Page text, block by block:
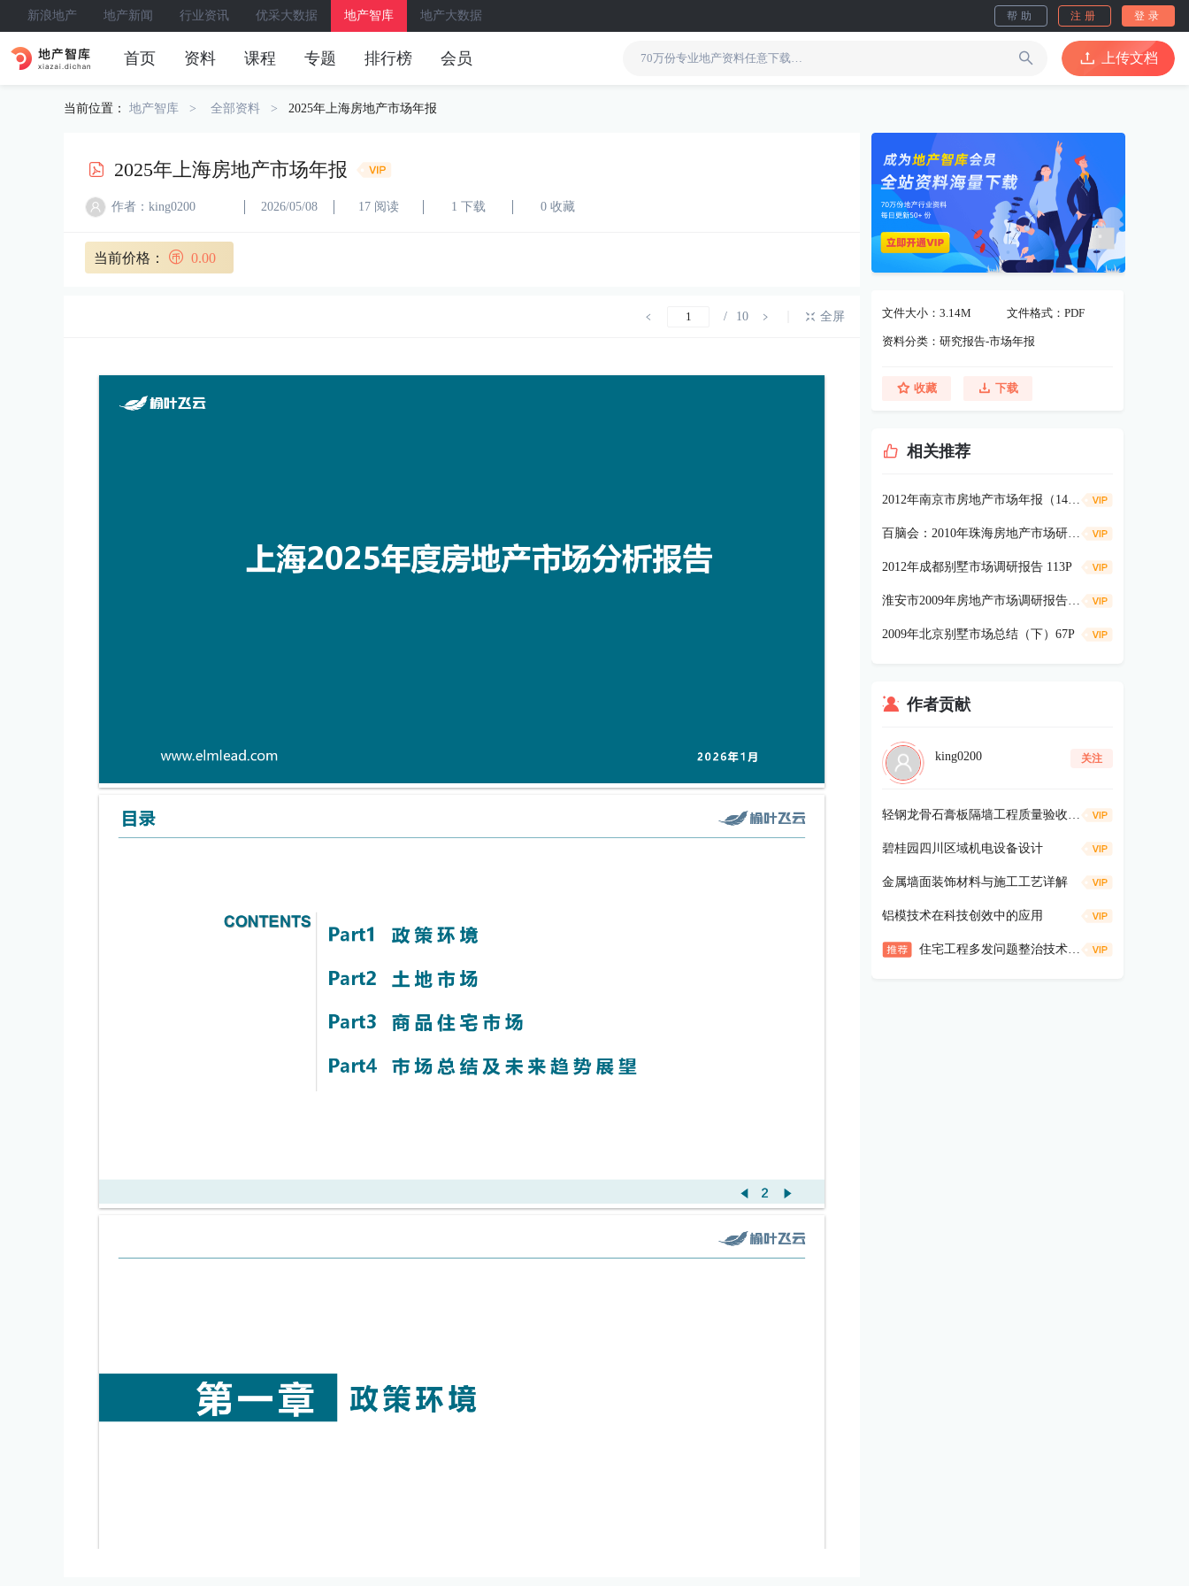
新浪地产 地产新闻 行业资讯 优采大数据 地产智库 地产大数据 帮助 注册 登录
首页 资料 课程 专题 排行榜 会员 上传文档
当前位置： 地产智库 全部资料 2025年上海房地产市场年报
2025年上海房地产市场年报
作者：king0200 2026/05/08 17 阅读 1 下载 0 收藏
当前价格： 0.00
/ 10 全屏 文件大小：3.14M 文件格式：PDF
资料分类：研究报告-市场年报
收藏 下载
相关推荐
2012年南京市房地产市场年报（144页）
百脑会：2010年珠海房地产市场研究报告203p
2012年成都别墅市场调研报告 113P
淮安市2009年房地产市场调研报告80P
2009年北京别墅市场总结（下）67P
作者贡献
king0200 关注
轻钢龙骨石膏板隔墙工程质量验收口袋书
碧桂园四川区域机电设备设计
金属墙面装饰材料与施工工艺详解
铝模技术在科技创效中的应用
住宅工程多发问题整治技术手册